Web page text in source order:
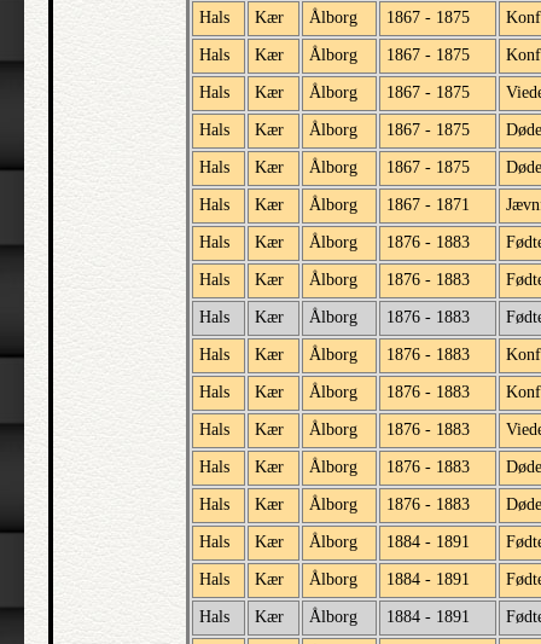
Hals Kær Ålborg 1867 - 1875
Hals Kær Ålborg 1867 - 1875
Hals Kær Ålborg 1867 - 1875
Hals Kær Ålborg 1867 - 1875
Hals Kær Ålborg 1867 - 1875
Hals Kær Ålborg 1867 - 1871
Hals Kær Ålborg 1876 - 1883
Hals Kær Ålborg 1876 - 1883
Hals Kær Ålborg 1876 - 1883
Hals Kær Ålborg 1876 - 1883
Hals Kær Ålborg 1876 - 1883
Hals Kær Ålborg 1876 - 1883
Hals Kær Ålborg 1876 - 1883
Hals Kær Ålborg 1876 - 1883
Hals Kær Ålborg 1884 - 1891
Hals Kær Ålborg 1884 - 1891
Hals Kær Ålborg 1884 - 1891